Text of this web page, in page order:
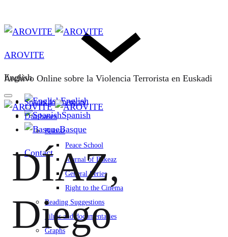
English
English
Spanish
Basque
Contact
AROVITE
Archivo Online sobre la Violencia Terrorista en Euskadi
Spaces for memory
Databases
Bakeaz
Peace School
Journal of Bakeaz
General Series
Right to the Cinema
Reading Suggestions
Films and documentaries
Graphs
DÍAZ,
Diego